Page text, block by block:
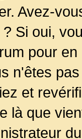
Avez-
Si oui,
pour
n'êtes
et
là que